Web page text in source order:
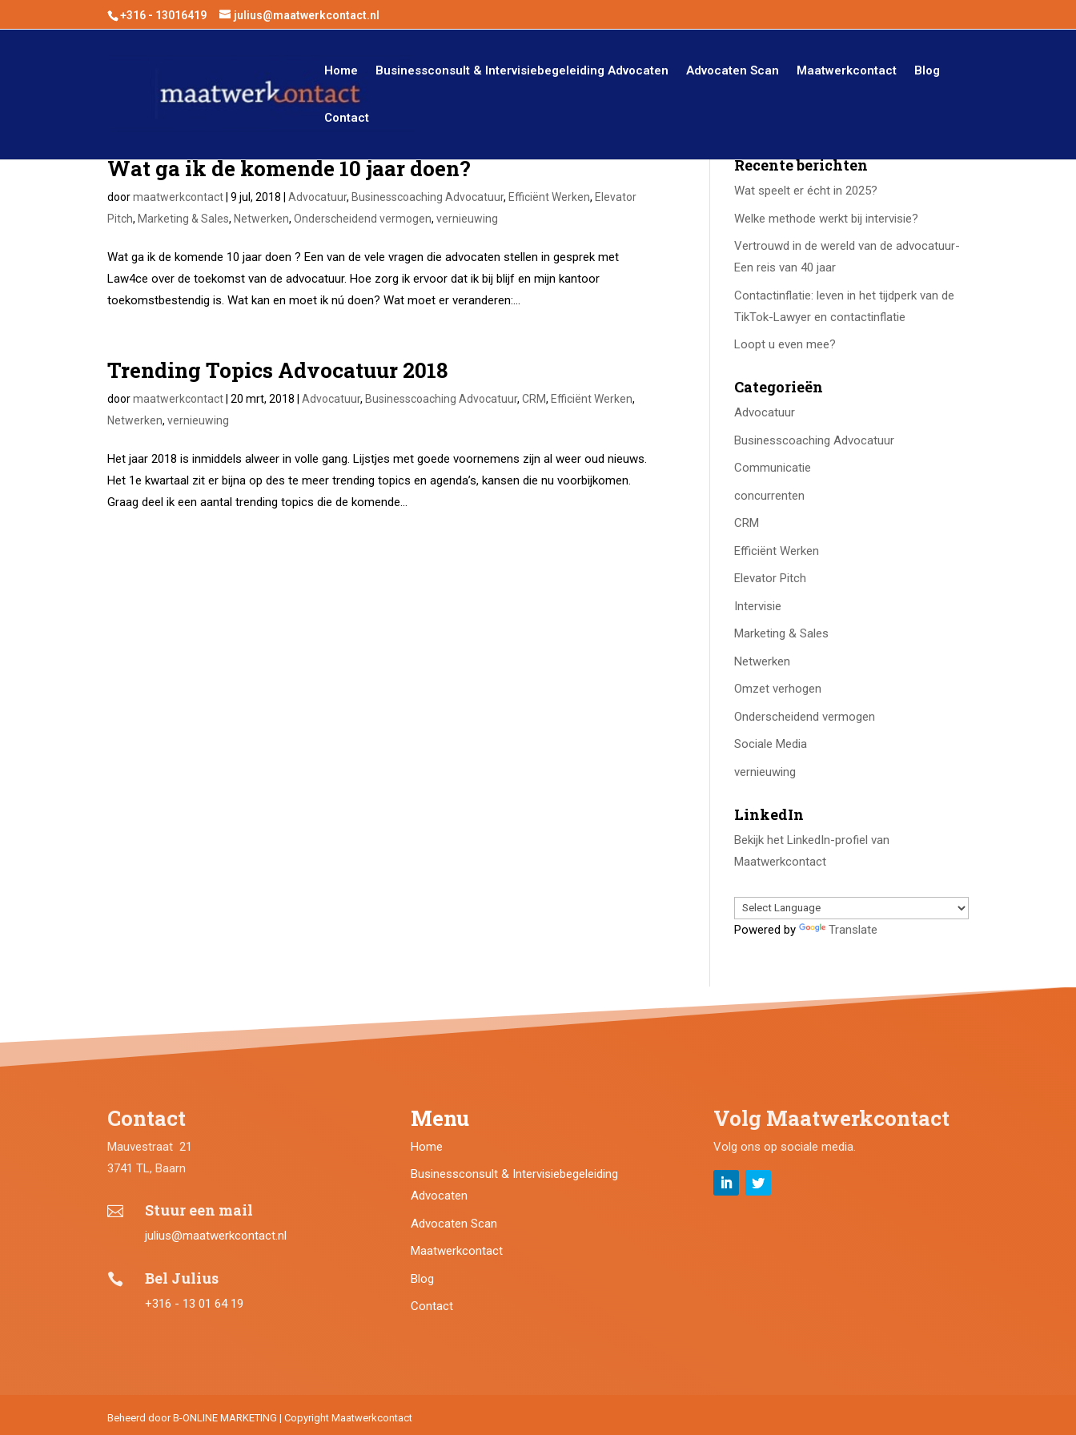
+316 - 13016419 julius@maatwerkcontact.nl
Home Businessconsult & Intervisiebegeleiding Advocaten Advocaten Scan Maatwerkcontact Blog
Contact
Wat ga ik de komende 10 jaar doen?
doormaatwerkcontact |9 jul, 2018 |Advocatuur, Businesscoaching Advocatuur, Efficiënt Werken, Elevator
Pitch, Marketing & Sales, Netwerken,Onderscheidend vermogen,vernieuwing
Wat ga ik de komende 10 jaar doen ? Een van de vele vragen die advocaten stellen in gesprek met
Law4ce over de toekomst van de advocatuur. Hoe zorg ik ervoor dat ik bij blijf en mijn kantoor
toekomstbestendig is. Wat kan en moet ik nú doen? Wat moet er veranderen:...
Trending Topics Advocatuur 2018
doormaatwerkcontact |20 mrt, 2018 |Advocatuur, Businesscoaching Advocatuur,CRM, Efficiënt Werken,
Netwerken,vernieuwing
Het jaar 2018 is inmiddels alweer in volle gang. Lijstjes met goede voornemens zijn al weer oud nieuws.
Het 1e kwartaal zit er bijna op des te meer trending topics en agenda’s, kansen die nu voorbijkomen.
Graag deel ik een aantal trending topics die de komende...
Recente berichten
Wat speelt er écht in 2025?
Welke methode werkt bij intervisie?
Vertrouwd in de wereld van de advocatuur-
Een reis van 40 jaar
Contactinflatie: leven in het tijdperk van de
TikTok-Lawyer en contactinflatie
Loopt u even mee?
Categorieën
Advocatuur
Businesscoaching Advocatuur
Communicatie
concurrenten
CRM
Efficiënt Werken
Elevator Pitch
Intervisie
Marketing & Sales
Netwerken
Omzet verhogen
Onderscheidend vermogen
Sociale Media
vernieuwing
LinkedIn
Bekijk het LinkedIn-profiel van
Maatwerkcontact
Powered by Translate
Contact
Mauvestraat 21
3741 TL, Baarn
 Stuur een mail
julius@maatwerkcontact.nl
 Bel Julius
+316 - 13 01 64 19
Menu
Home
Businessconsult & Intervisiebegeleiding
Advocaten
Advocaten Scan
Maatwerkcontact
Blog
Contact
Volg Maatwerkcontact
Volg ons op sociale media.
Beheerd door B-ONLINE MARKETING | Copyright Maatwerkcontact